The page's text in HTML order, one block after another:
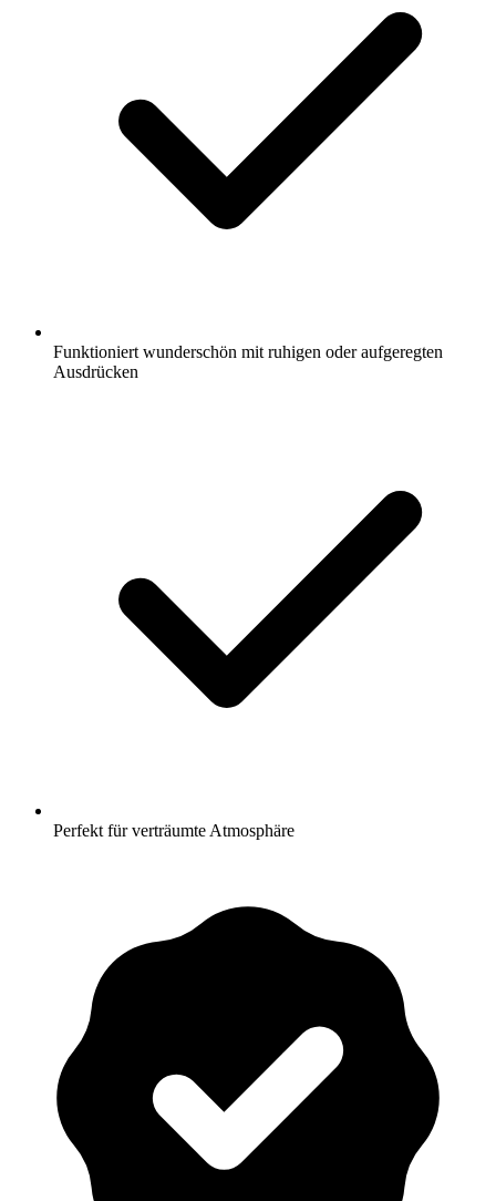
Funktioniert wunderschön mit ruhigen oder aufgeregten
Ausdrücken
Perfekt für verträumte Atmosphäre